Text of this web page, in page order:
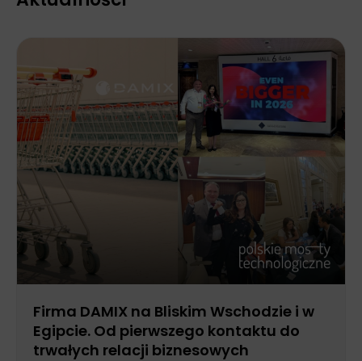
Firma DAMIX na Bliskim Wschodzie i w
Egipcie. Od pierwszego kontaktu do
trwałych relacji biznesowych